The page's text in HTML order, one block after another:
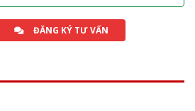
ĐĂNG KÝ TƯ VẤN